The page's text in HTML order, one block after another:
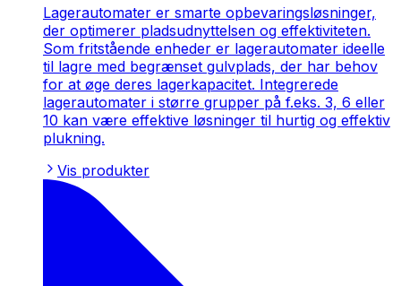
Lagerautomater er smarte opbevaringsløsninger,
der optimerer pladsudnyttelsen og effektiviteten.
Som fritstående enheder er lagerautomater ideelle
til lagre med begrænset gulvplads, der har behov
for at øge deres lagerkapacitet. Integrerede
lagerautomater i større grupper på f.eks. 3, 6 eller
10 kan være effektive løsninger til hurtig og effektiv
plukning.
Vis produkter